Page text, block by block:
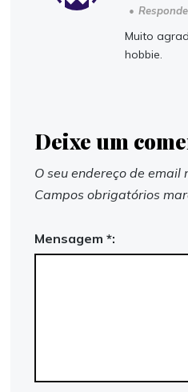
•
Muito
hobbie.
Deixe um
O seu endereço de email
Campos obrigatórios
Mensagem *: